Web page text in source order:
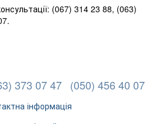
(067) 314 23 88, (063)
373 07 47 (050) 456 40 07
інформація